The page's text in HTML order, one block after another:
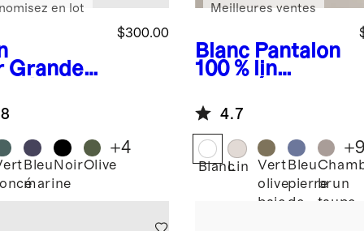
Grande
$300.00
en lot
Bleu
marine
NoirOlive
+4
Blanc Pantalon
100 % lin
Meilleures ventes
4.7
BlancLin
Vert
olive
baie
Bleu
pierre
de
brun
taupe
+